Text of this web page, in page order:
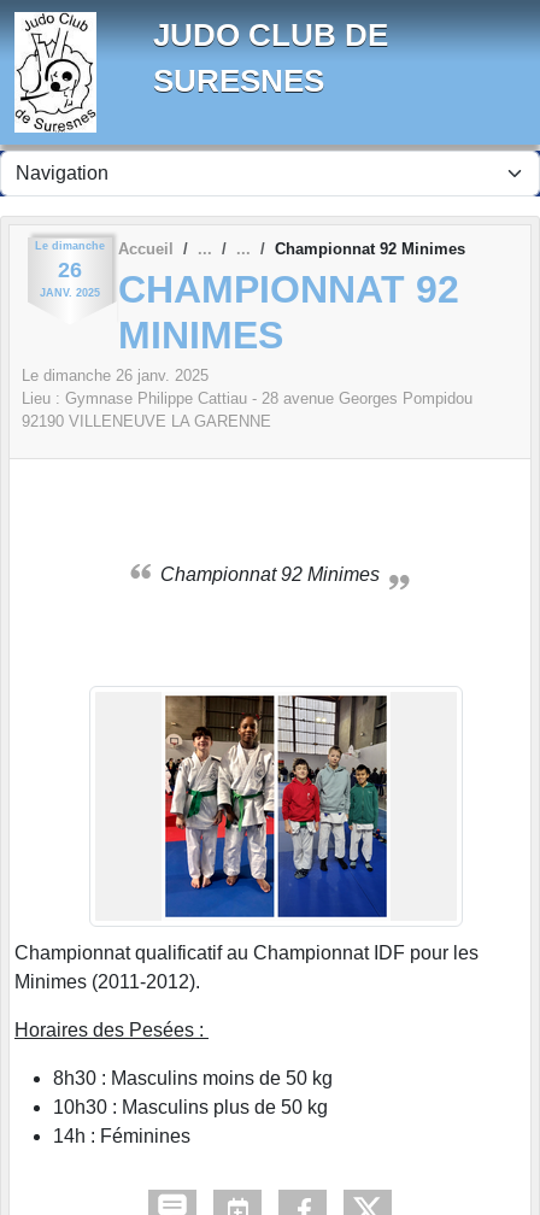
JUDO CLUB DE
SURESNES
Le dimanche
26
JANV. 2025
Accueil Championnat 92 Minimes
CHAMPIONNAT 92
MINIMES
Le dimanche 26 janv. 2025
Lieu : Gymnase Philippe Cattiau - 28 avenue Georges Pompidou
92190 VILLENEUVE LA GARENNE
Championnat 92 Minimes
Championnat qualificatif au Championnat IDF pour les
Minimes (2011-2012).
Horaires des Pesées :
8h30 : Masculins moins de 50 kg
10h30 : Masculins plus de 50 kg
14h : Féminines
Panneau de gestion des cookies